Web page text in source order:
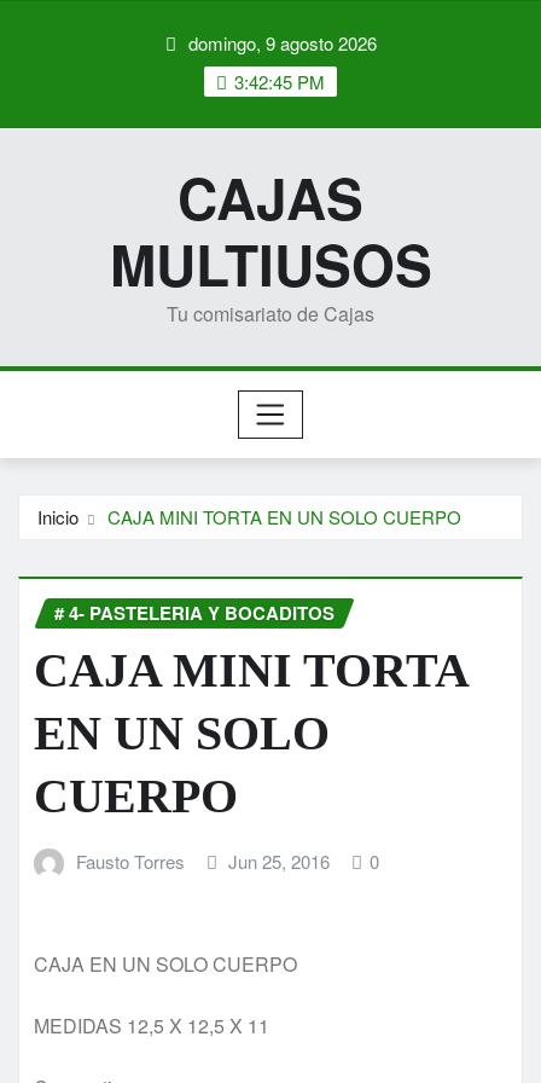
domingo, 9 agosto 2026
3:42:45 PM
CAJAS
MULTIUSOS
Tu comisariato de Cajas
Inicio CAJA MINI TORTA EN UN SOLO CUERPO
# 4- PASTELERIA Y BOCADITOS
CAJA MINI TORTA
EN UN SOLO
CUERPO
Fausto Torres Jun 25, 2016 0
CAJA EN UN SOLO CUERPO
MEDIDAS 12,5 X 12,5 X 11